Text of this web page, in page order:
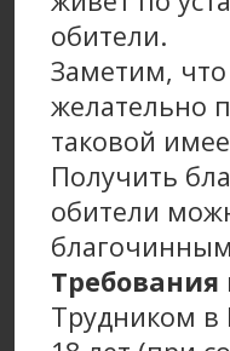
обители.
Заметим, что
желательно
таковой
Получить
обители
Трудником в